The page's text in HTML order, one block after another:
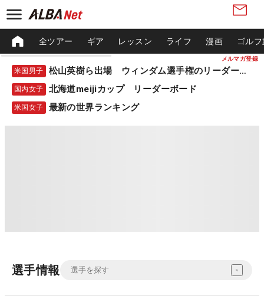
メルマガ登録
全ツアー ギア レッスン ライフ 漫画 ゴル
米国男子 松山英樹ら出場 ウィンダム選手権のリーダーボード
国内女子 北海道meijiカップ リーダーボード
米国女子 最新の世界ランキング
選手情報